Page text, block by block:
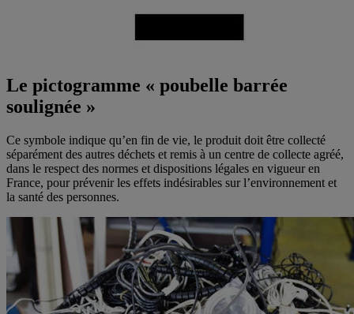
Le pictogramme « poubelle barrée
soulignée »
Ce symbole indique qu’en fin de vie, le produit doit être collecté
séparément des autres déchets et remis à un centre de collecte agréé,
dans le respect des normes et dispositions légales en vigueur en
France, pour prévenir les effets indésirables sur l’environnement et
la santé des personnes.